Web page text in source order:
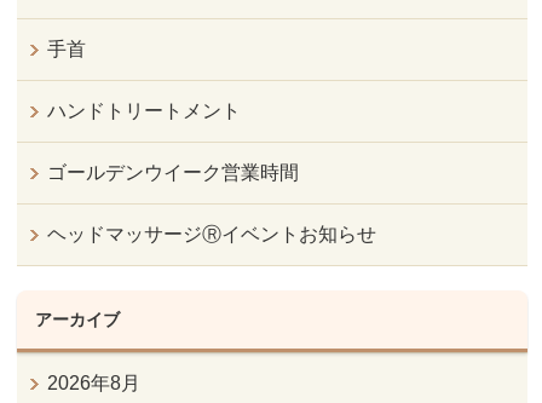
手首
ハンドトリートメント
ゴールデンウイーク営業時間
ヘッドマッサージⓇイベントお知らせ
アーカイブ
2026年8月